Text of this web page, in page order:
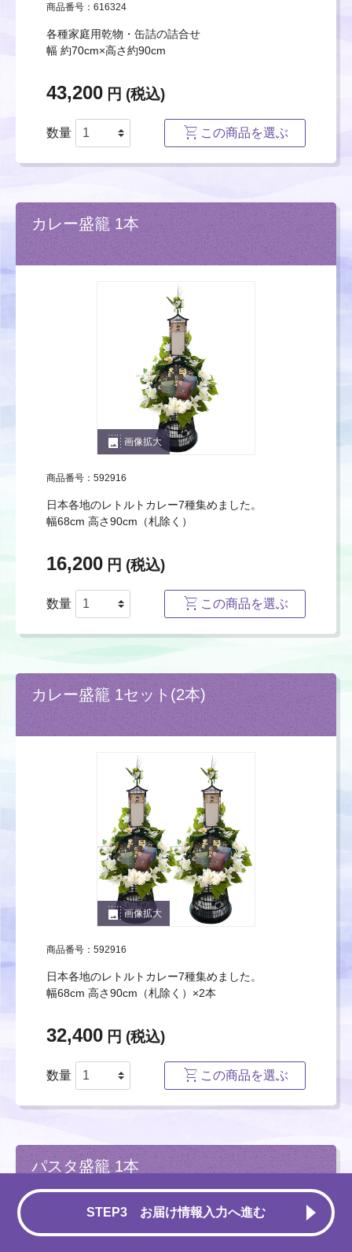
商品番号：616324
各種家庭用乾物・缶詰の詰合せ
幅 約70cm×高さ約90cm
43,200 円 (税込)
数量 この商品を選ぶ
カレー盛籠 1本
photo_size_select_large 画像拡大
商品番号：592916
日本各地のレトルトカレー7種集めました。
幅68cm 高さ90cm（札除く）
16,200 円 (税込)
数量 この商品を選ぶ
カレー盛籠 1セット(2本)
photo_size_select_large画像拡大
商品番号：592916
日本各地のレトルトカレー7種集めました。
幅68cm 高さ90cm（札除く）×2本
32,400 円 (税込)
数量 この商品を選ぶ
パスタ盛籠 1本
STEP3 お届け情報入力へ進む